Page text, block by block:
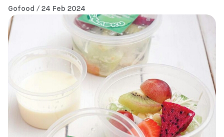
Gofood / 24 Feb 2024